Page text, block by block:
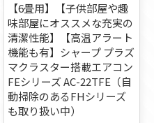
【6畳用】【子供部屋や趣
味部屋にオススメな充実の
清潔性能】【高温アラート
機能も有】シャープ プラズ
マクラスター搭載エアコン
FEシリーズ AC-22TFE（自
動掃除のあるFHシリーズ
も取り扱い中）